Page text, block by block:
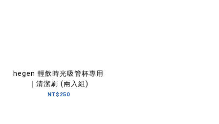
hegen 輕飲時光吸管杯專用
｜清潔刷 (兩入組)
NT$250